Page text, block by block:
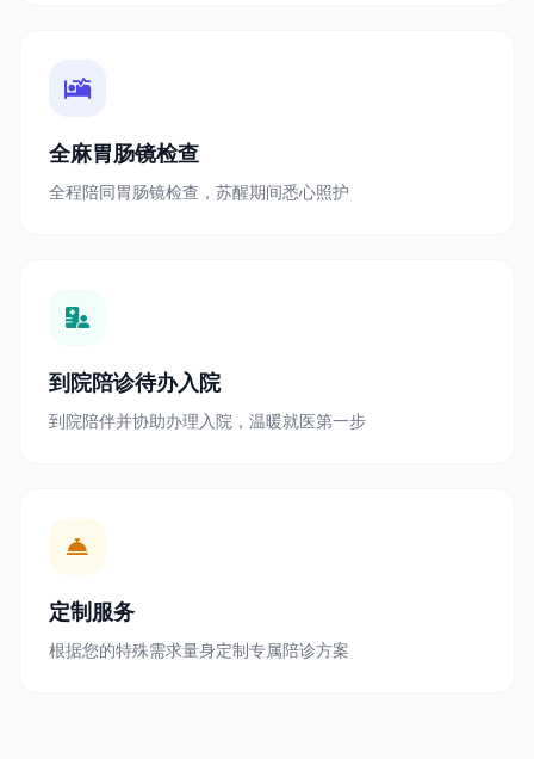
全麻胃肠镜检查
全程陪同胃肠镜检查，苏醒期间悉心照护
到院陪诊待办入院
到院陪伴并协助办理入院，温暖就医第一步
定制服务
根据您的特殊需求量身定制专属陪诊方案